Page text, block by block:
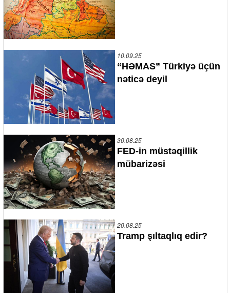
10.09.25
“HƏMAS” Türkiyə üçün
nəticə deyil
30.08.25
FED-in müstəqillik
mübarizəsi
20.08.25
Tramp şıltaqlıq edir?